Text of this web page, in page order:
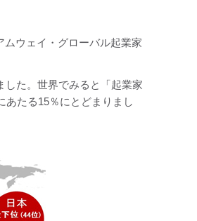
ウェイ・グローバル起業家
した。世界でみると「起業家
あたる15％にとどまりまし